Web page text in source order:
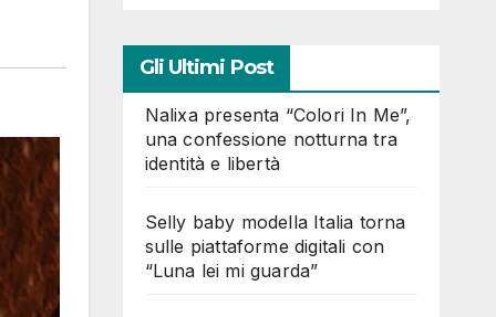
Gli Ultimi Post
Nalixa presenta “Colori In Me”,
una confessione notturna tra
identità e libertà
Selly baby modella Italia torna
sulle piattaforme digitali con
“Luna lei mi guarda”